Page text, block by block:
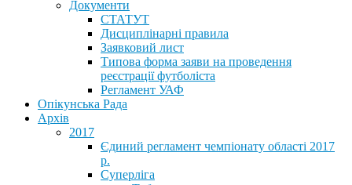
Документи
СТАТУТ
Дисциплінарні правила
Заявковий лист
Типова форма заяви на проведення
реєстрації футболіста
Регламент УАФ
Опікунська Рада
Архів
2017
Єдиний регламент чемпіонату області 2017
р.
Суперліга